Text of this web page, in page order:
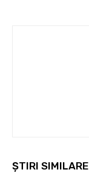
ȘTIRI SIMILARE